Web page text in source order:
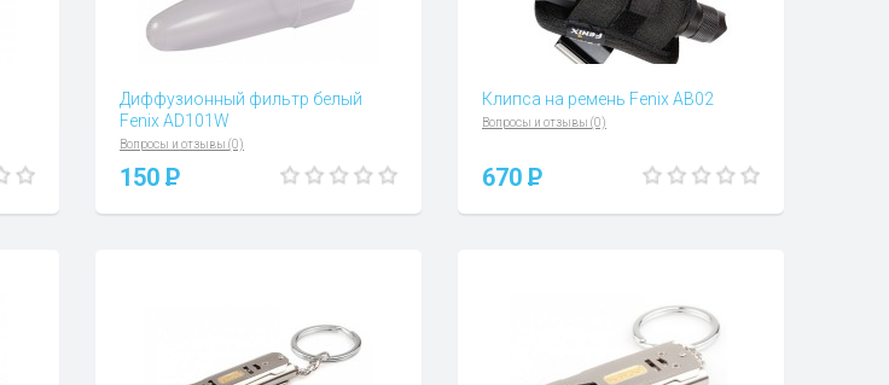
Диффузионный фильтр белый
Fenix AD101W
Вопросы и отзывы (0)
150 P
Клипса на ремень Fenix AB02
Вопросы и отзывы (0)
670 P